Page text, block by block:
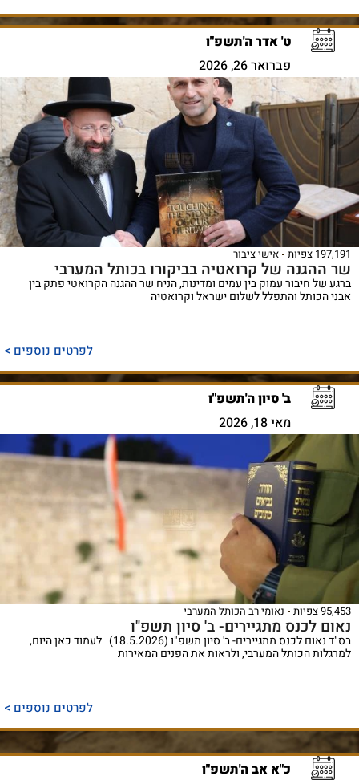
ט' אדר ה'תשפ"ו
פברואר 26, 2026
197,191 צפיות אישי ציבור
שר ההגנה של קרואטיה בביקורו בכותל המערבי
ברגע של חיבור עמוק בין עמים ומדינות, הניח שר ההגנה הקרואטי פתק בין
אבני הכותל והתפלל לשלום ישראל וקרואטיה
לפרטים נוספים >
ב' סיון ה'תשפ"ו
מאי 18, 2026
95,453 צפיות נאומי רב הכותל המערבי
נאום לכנס מתגיירים- ב' סיון תשפ"ו
בס"ד נאום לכנס מתגיירים- ב' סיון תשפ"ו (18.5.2026) לעמוד כאן היום,
למרגלות הכותל המערבי, ולראות את הפנים המאירות
לפרטים נוספים >
כ"א אב ה'תשפ"ו